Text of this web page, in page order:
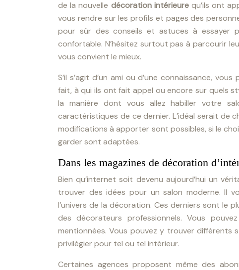
de la nouvelle décoration intérieurequ’ils ont
vous rendre sur les profils et pages des
pour sûr des conseils et astuces à essayer
confortable. N’hésitez surtout pas à parcourir
vous convient le mieux.
S’il s’agit d’un ami ou d’une connaissance,
fait, à qui ils ont fait appel ou encore sur quels
la manière dont vous allez habiller votre
caractéristiques de ce dernier. L’idéal serait de
modifications à apporter sont possibles, si le
garder sont adaptées.
Dans les magazines de décoration
Bien qu’internet soit devenu aujourd’hui un
trouver des idées pour un salon moderne. Il
l’univers de la décoration. Ces derniers sont le
des décorateurs professionnels. Vous
mentionnées. Vous pouvez y trouver différents
privilégier pour tel ou tel intérieur.
Certaines agences proposent même des